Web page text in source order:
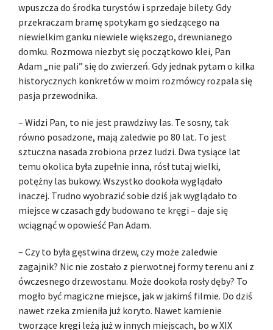
wpuszcza do środka turystów i sprzedaje bilety. Gdy
przekraczam bramę spotykam go siedzącego na
niewielkim ganku niewiele większego, drewnianego
domku. Rozmowa niezbyt się początkowo klei, Pan
Adam „nie pali” się do zwierzeń. Gdy jednak pytam o kilka
historycznych konkretów w moim rozmówcy rozpala się
pasja przewodnika.
– Widzi Pan, to nie jest prawdziwy las. Te sosny, tak
równo posadzone, mają zaledwie po 80 lat. To jest
sztuczna nasada zrobiona przez ludzi. Dwa tysiące lat
temu okolica była zupełnie inna, rósł tutaj wielki,
potężny las bukowy. Wszystko dookoła wyglądało
inaczej. Trudno wyobrazić sobie dziś jak wyglądało to
miejsce w czasach gdy budowano te kręgi – daje się
wciągnąć w opowieść Pan Adam.
– Czy to była gęstwina drzew, czy może zaledwie
zagajnik? Nic nie zostało z pierwotnej formy terenu ani z
ówczesnego drzewostanu. Może dookoła rosły dęby? To
mogło być magiczne miejsce, jak w jakimś filmie. Do dziś
nawet rzeka zmieniła już koryto. Nawet kamienie
tworzące kręgi leżą już w innych miejscach, bo w XIX